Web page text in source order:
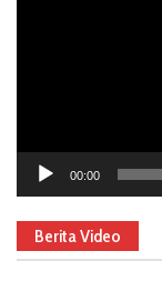
00:00
Berita Video